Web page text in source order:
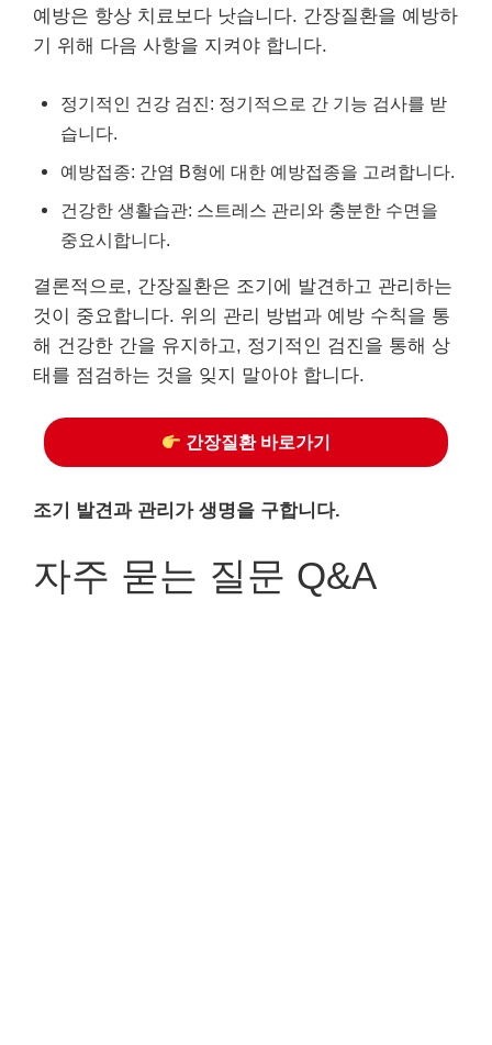
예방은 항상 치료보다 낫습니다. 간장질환을 예방하
기 위해 다음 사항을 지켜야 합니다.
정기적인 건강 검진: 정기적으로 간 기능 검사를 받
습니다.
예방접종: 간염 B형에 대한 예방접종을 고려합니다.
건강한 생활습관: 스트레스 관리와 충분한 수면을
중요시합니다.
결론적으로, 간장질환은 조기에 발견하고 관리하는
것이 중요합니다. 위의 관리 방법과 예방 수칙을 통
해 건강한 간을 유지하고, 정기적인 검진을 통해 상
태를 점검하는 것을 잊지 말아야 합니다.
간장질환 바로가기
조기 발견과 관리가 생명을 구합니다.
자주 묻는 질문 Q&A